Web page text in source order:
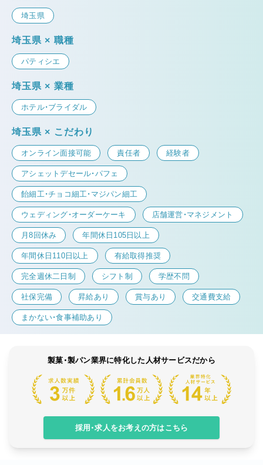
埼玉県
埼玉県 × 職種
パティシエ
埼玉県 × 業種
ホテル・ブライダル
埼玉県 × こだわり
オンライン面接可能 責任者 経験者
アシェットデセール・パフェ
飴細工・チョコ細工・マジパン細工
ウェディング・オーダーケーキ 店舗運営・マネジメント
月8回休み 年間休日105日以上
年間休日110日以上 有給取得推奨
完全週休二日制 シフト制 学歴不問
社保完備 昇給あり 賞与あり 交通費支給
まかない・食事補助あり
製菓・製パン業界に特化した人材サービスだから
採用・求人をお考えの方はこちら